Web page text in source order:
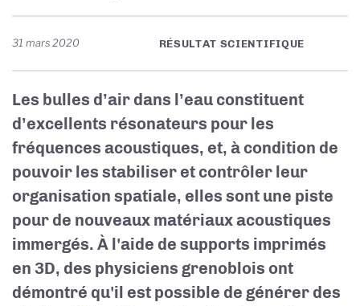
31 mars 2020 RÉSULTAT SCIENTIFIQUE
Les bulles d’air dans l’eau constituent
d’excellents résonateurs pour les
fréquences acoustiques, et, à condition de
pouvoir les stabiliser et contrôler leur
organisation spatiale, elles sont une piste
pour de nouveaux matériaux acoustiques
immergés. À l'aide de supports imprimés
en 3D, des physiciens grenoblois ont
démontré qu'il est possible de générer des